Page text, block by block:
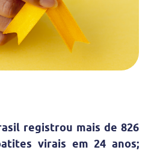
registrou mais de 826
virais em 24 anos;